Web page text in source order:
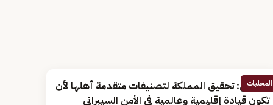
المحليات
مختص: تحقيق المملكة لتصنيفات متقدمة أهلها لأن
تكون قيادة إقليمية وعالمية في الأمن السيبراني